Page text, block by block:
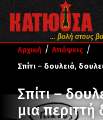
... βολή στους
Αρχική / Απόψεις /
Σπίτι – δουλειά,
Σπίτι –
μια